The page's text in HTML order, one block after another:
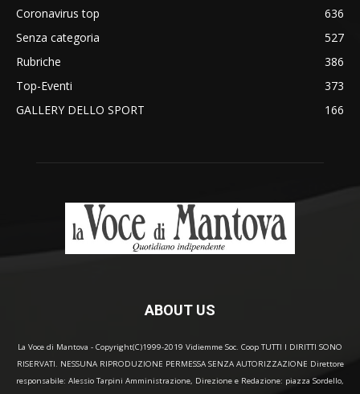
Coronavirus top
636
Senza categoria
527
Rubriche
386
Top-Eventi
373
GALLERY DELLO SPORT
166
ABOUT US
La Voce di Mantova - Copyright(C)1999-2019 Vidiemme Soc. Coop TUTTI I DIRITTI SONO
RISERVATI. NESSUNA RIPRODUZIONE PERMESSA SENZA AUTORIZZAZIONE Direttore
responsabile: Alessio Tarpini Amministrazione, Direzione e Redazione: piazza Sordello,